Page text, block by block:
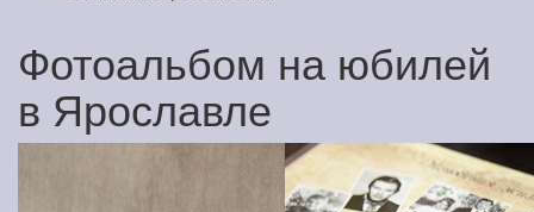
Фотоальбом на юбилей
в Ярославле